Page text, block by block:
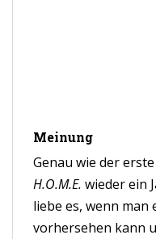
Meinung
Genau wie der
H.O.M.E. wieder ein
liebe es, wenn
vorhersehen kann